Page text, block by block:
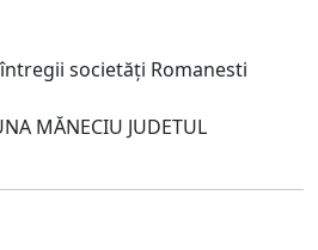
societăți Romanesti
MĂNECIU JUDETUL